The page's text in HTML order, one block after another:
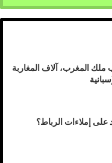
المغرب، آلاف المغاربة
على إملاءات الرباط؟